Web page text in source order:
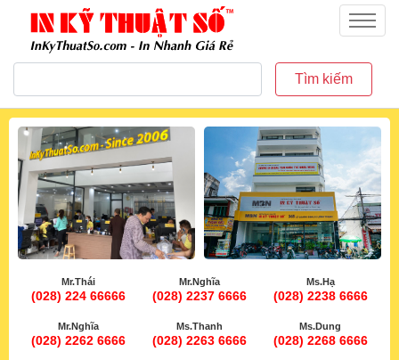
inkythuatso.com
Menu
Tìm kiếm
Mr.Thái
(028) 224 66666
Mr.Nghĩa
(028) 2237 6666
Ms.Hạ
(028) 2238 6666
Mr.Nghĩa
(028) 2262 6666
Ms.Thanh
(028) 2263 6666
Ms.Dung
(028) 2268 6666